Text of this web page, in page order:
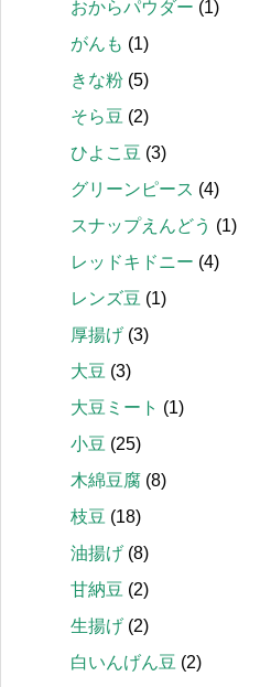
おからパウダー (1)
がんも (1)
きな粉 (5)
そら豆 (2)
ひよこ豆 (3)
グリーンピース (4)
スナップえんどう (1)
レッドキドニー (4)
レンズ豆 (1)
厚揚げ (3)
大豆 (3)
大豆ミート (1)
小豆 (25)
木綿豆腐 (8)
枝豆 (18)
油揚げ (8)
甘納豆 (2)
生揚げ (2)
白いんげん豆 (2)